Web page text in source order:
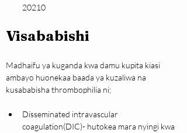
20210
Visababishi
Madhaifu ya kuganda kwa damu kupita kiasi
ambayo huonekaa baada ya kuzaliwa na
kusababisha thrombophilia ni;
Disseminated intravascular
coagulation(DIC)- hutokea mara nyingi kwa